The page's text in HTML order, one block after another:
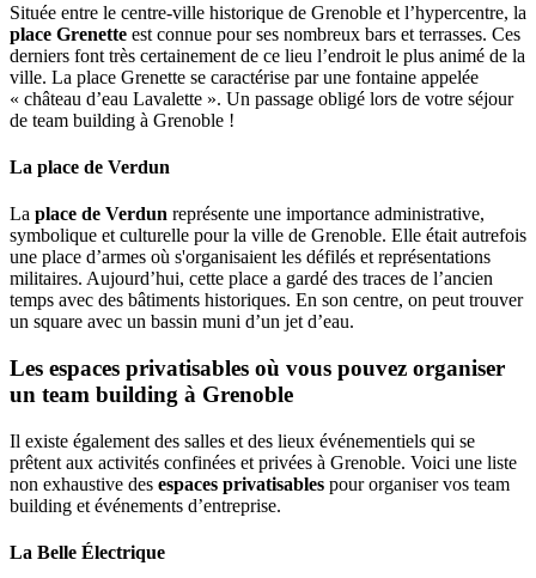
Située entre le centre-ville historique de Grenoble et l’hypercentre, la
place Grenette est connue pour ses nombreux bars et terrasses. Ces
derniers font très certainement de ce lieu l’endroit le plus animé de la
ville. La place Grenette se caractérise par une fontaine appelée
« château d’eau Lavalette ». Un passage obligé lors de votre séjour
de team building à Grenoble !
La place de Verdun
La place de Verdun représente une importance administrative,
symbolique et culturelle pour la ville de Grenoble. Elle était autrefois
une place d’armes où s'organisaient les défilés et représentations
militaires. Aujourd’hui, cette place a gardé des traces de l’ancien
temps avec des bâtiments historiques. En son centre, on peut trouver
un square avec un bassin muni d’un jet d’eau.
Les espaces privatisables où vous pouvez organiser
un team building à Grenoble
Il existe également des salles et des lieux événementiels qui se
prêtent aux activités confinées et privées à Grenoble. Voici une liste
non exhaustive des espaces privatisables pour organiser vos team
building et événements d’entreprise.
La Belle Électrique